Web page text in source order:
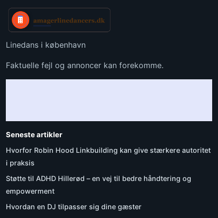
Linedans i københavn
Faktuelle fejl og annoncer kan forekomme.
Seneste artikler
Hvorfor Robin Hood Linkbuilding kan give stærkere autoritet
i praksis
Støtte til ADHD Hillerød – en vej til bedre håndtering og
empowerment
Hvordan en DJ tilpasser sig dine gæster